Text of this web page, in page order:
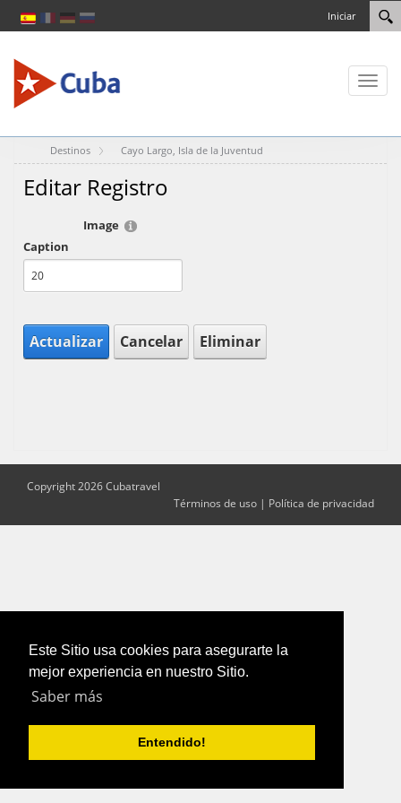
Este Sitio usa cookies para asegurarte la
mejor experiencia en nuestro Sitio.
Saber más
Entendido!
Iniciar
Toggle
Destinos Cayo Largo, Isla de la Juventud
Editar Registro
Image
Caption
Actualizar Cancelar Eliminar
Copyright 2026 Cubatravel
Términos de uso | Política de privacidad